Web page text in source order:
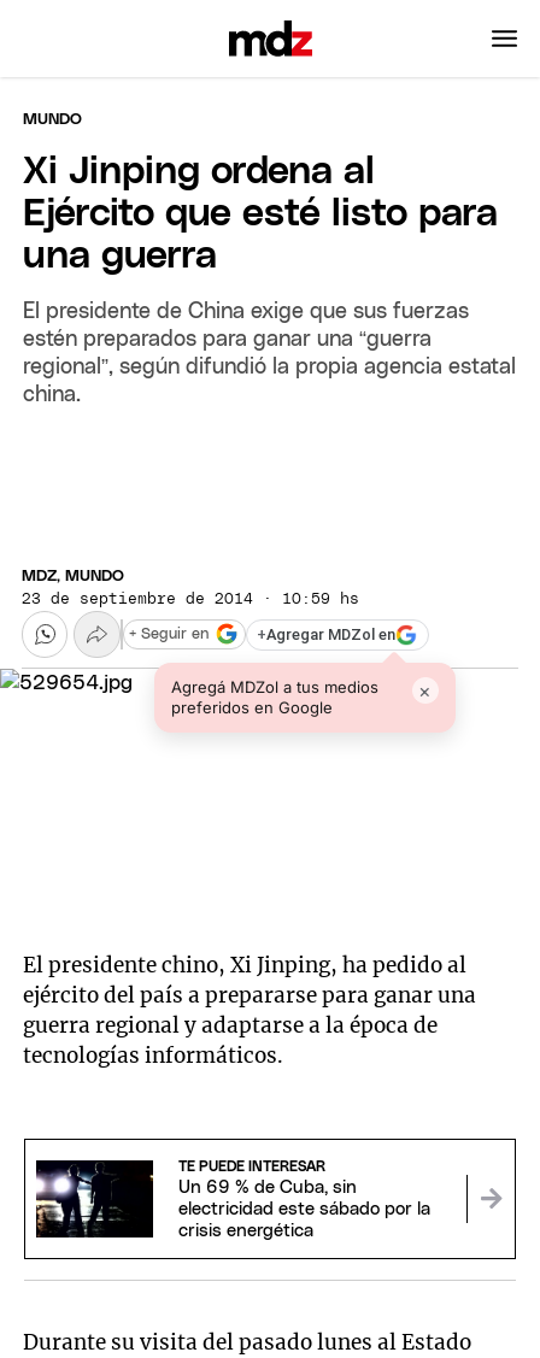
MUNDO
Xi Jinping ordena al
Ejército que esté listo para
una guerra
El presidente de China exige que sus fuerzas
estén preparados para ganar una “guerra
regional”, según difundió la propia agencia estatal
china.
MDZ, MUNDO
23 de septiembre de 2014 · 10:59 hs
+Agregar MDZol en
Agregá MDZol a tus medios
preferidos en Google
×
+ Seguir en
El presidente chino, Xi Jinping, ha pedido al
ejército del país a prepararse para ganar una
guerra regional y adaptarse a la época de
tecnologías informáticos.
TE PUEDE INTERESAR
Un 69 % de Cuba, sin
electricidad este sábado por la
crisis energética
Durante su visita del pasado lunes al Estado